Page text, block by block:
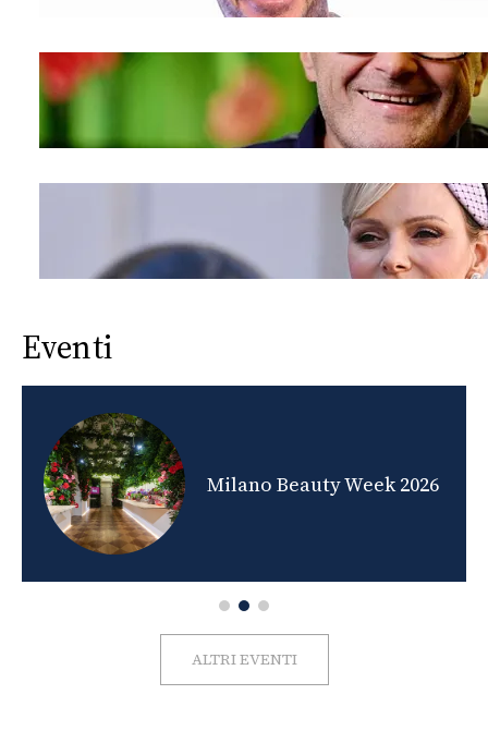
Eventi
Milano Beauty Week 2026
ALTRI EVENTI